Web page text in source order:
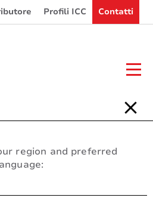
Profili ICC Contatti
region and preferred